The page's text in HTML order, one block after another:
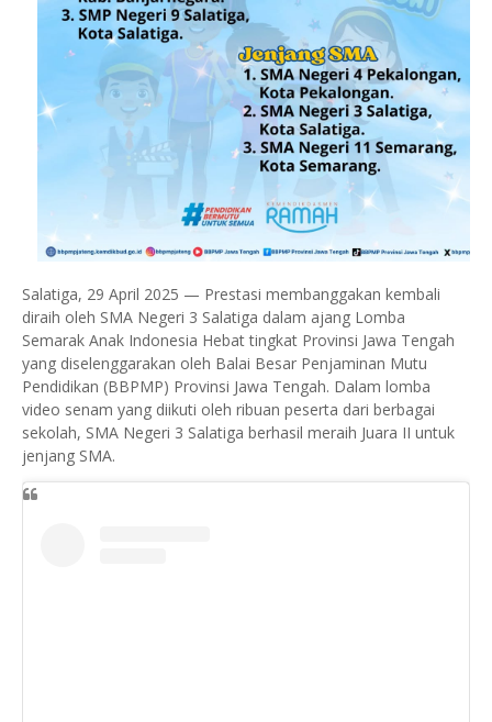
Salatiga, 29 April 2025 — Prestasi membanggakan kembali
diraih oleh SMA Negeri 3 Salatiga dalam ajang Lomba
Semarak Anak Indonesia Hebat tingkat Provinsi Jawa Tengah
yang diselenggarakan oleh Balai Besar Penjaminan Mutu
Pendidikan (BBPMP) Provinsi Jawa Tengah. Dalam lomba
video senam yang diikuti oleh ribuan peserta dari berbagai
sekolah, SMA Negeri 3 Salatiga berhasil meraih Juara II untuk
jenjang SMA.